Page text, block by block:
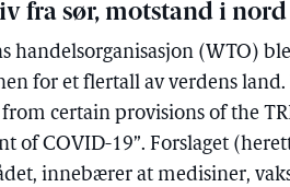
fra sør, motstand i nord
handelsorganisasjon (WTO)
for et flertall av verdens
from certain provisions of the
of COVID-19”. Forslaget
innebærer at medisiner,